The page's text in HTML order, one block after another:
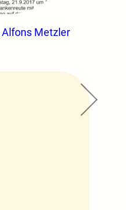
Alfons Metzler